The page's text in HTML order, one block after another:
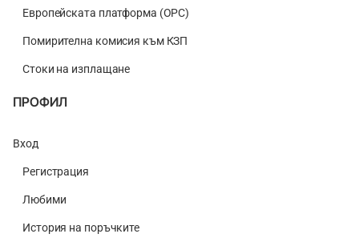
Европейската платформа (ОРС)
Помирителна комисия към КЗП
Стоки на изплащане
ПРОФИЛ
Вход
Регистрация
Любими
История на поръчките